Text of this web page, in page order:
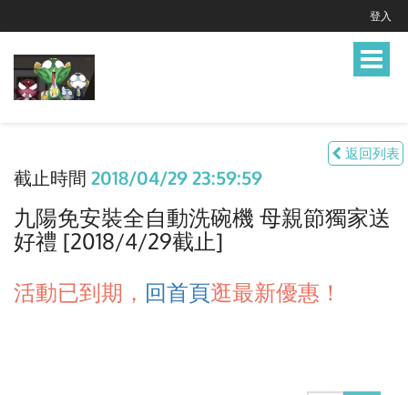
登入
Toggle
返回列表
截止時間 2018/04/29 23:59:59
九陽免安裝全自動洗碗機 母親節獨家送
好禮 [2018/4/29截止]
活動已到期， 回首頁逛最新優惠！